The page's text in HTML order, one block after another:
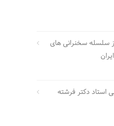
سلسله سخنرانی های
استاد دکتر فرشته